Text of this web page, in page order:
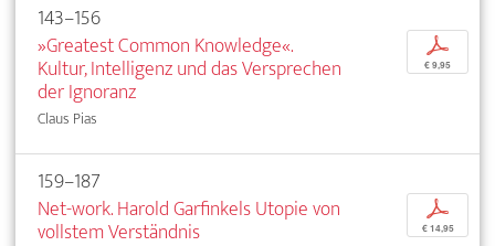
143–156
»Greatest Common Knowledge«.
Kultur, Intelligenz und das Versprechen
der Ignoranz
Claus Pias
p
€ 9,95
159–187
Net-work. Harold Garfinkels Utopie von
vollstem Verständnis
p
€ 14,95